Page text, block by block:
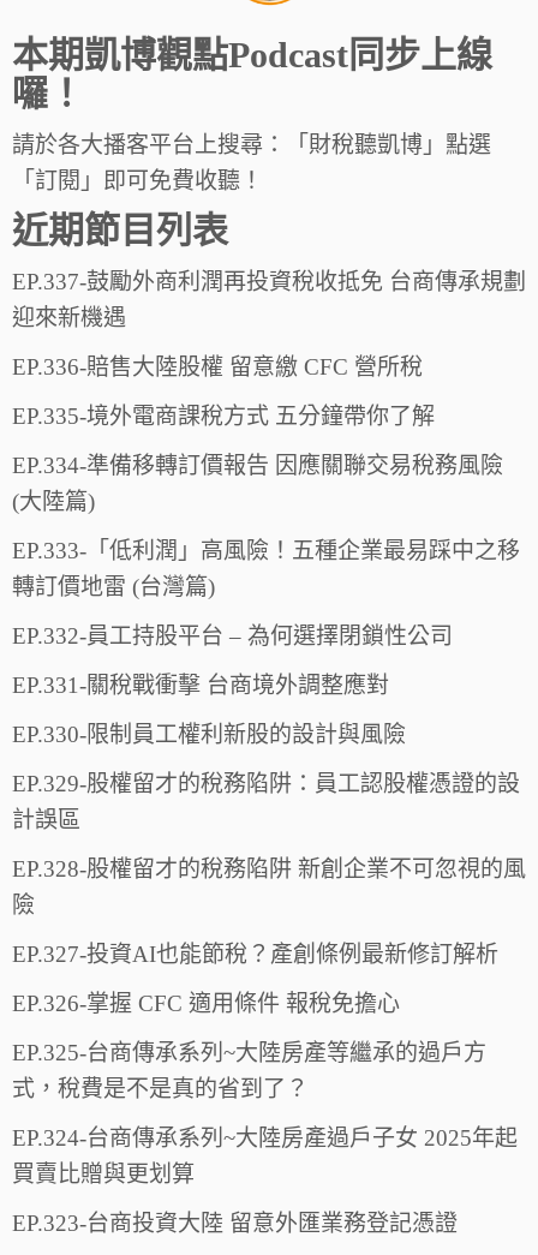
本期凱博觀點Podcast同步上線
囉！
請於各大播客平台上搜尋：「財稅聽凱博」點選
「訂閱」即可免費收聽！
近期節目列表
EP.337-鼓勵外商利潤再投資稅收抵免 台商傳承規劃
迎來新機遇
EP.336-賠售大陸股權 留意繳 CFC 營所稅
EP.335-境外電商課稅方式 五分鐘帶你了解
EP.334-準備移轉訂價報告 因應關聯交易稅務風險
(大陸篇)
EP.333-「低利潤」高風險！五種企業最易踩中之移
轉訂價地雷 (台灣篇)
EP.332-員工持股平台 – 為何選擇閉鎖性公司
EP.331-關稅戰衝擊 台商境外調整應對
EP.330-限制員工權利新股的設計與風險
EP.329-股權留才的稅務陷阱：員工認股權憑證的設
計誤區
EP.328-股權留才的稅務陷阱 新創企業不可忽視的風
險
EP.327-投資AI也能節稅？產創條例最新修訂解析
EP.326-掌握 CFC 適用條件 報稅免擔心
EP.325-台商傳承系列~大陸房產等繼承的過戶方
式，稅費是不是真的省到了？
EP.324-台商傳承系列~大陸房產過戶子女 2025年起
買賣比贈與更划算
EP.323-台商投資大陸 留意外匯業務登記憑證